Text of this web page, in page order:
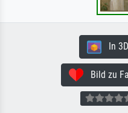
In
Bild zu